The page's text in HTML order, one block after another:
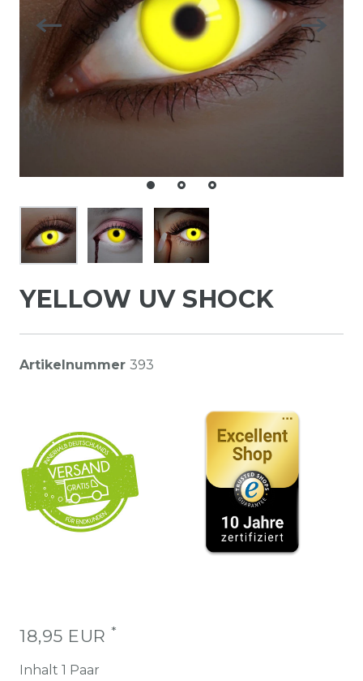
YELLOW UV SHOCK
Artikelnummer 393
18,95 EUR *
Inhalt 1 Paar